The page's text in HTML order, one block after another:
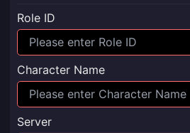
Role ID
Character Name
Server